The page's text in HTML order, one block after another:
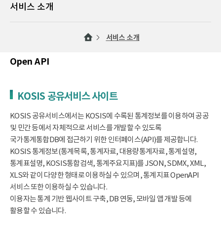
서비스 소개
서비스 소개
Open API
KOSIS 공유서비스 사이트
KOSIS 공유서비스에서는 KOSIS에 수록된 통계정보를 이용하여 공공
및 민간 등에서 자체적으로 서비스를 개발할 수 있도록
국가통계통합DB에 접근하기 위한 인터페이스(API)를 제공합니다.
KOSIS 통계정보(통계목록, 통계자료, 대용량통계자료, 통계설명,
통계표설명, KOSIS통합검색, 통계주요지표)를 JSON, SDMX, XML,
XLS와 같이 다양한 형태로 이용하실 수 있으며, 통계지표 OpenAPI
서비스 또한 이용하실 수 있습니다.
이용자는 통계 기반 웹사이트 구축, DB 연동, 모바일 앱 개발 등에
활용할 수 있습니다.